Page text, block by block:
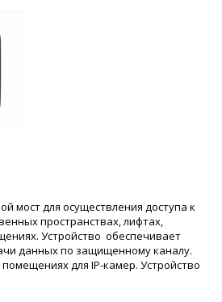
мост для осуществления доступа к
пространствах, лифтах,
Устройство обеспечивает
данных по защищенному каналу.
для IP-камер. Устройство